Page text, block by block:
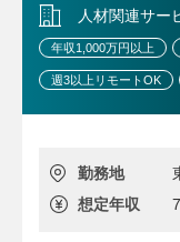
・生成AIやリーガ
進、新たな社内業
人材関連サー
年収1,000万円以上
週3以上リモートOK
勤務地
想定年収